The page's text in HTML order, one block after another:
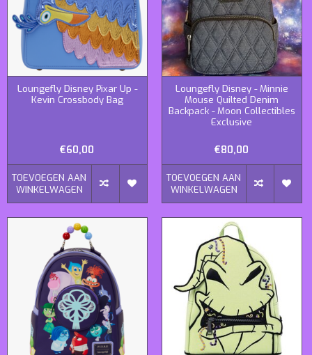
Loungefly Disney Pixar Up -
Kevin Crossbody Bag
€60,00
TOEVOEGEN AAN
WINKELWAGEN
Loungefly Disney - Minnie
Mouse Quilted Denim
Backpack - Moon Collectibles
Exclusive
€80,00
TOEVOEGEN AAN
WINKELWAGEN